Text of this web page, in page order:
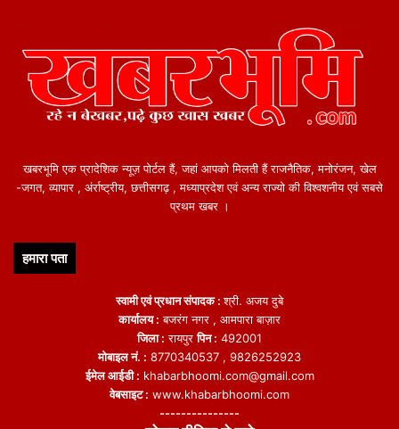
खबरभूमि एक प्रादेशिक न्यूज़ पोर्टल हैं, जहां आपको मिलती हैं राजनैतिक, मनोरंजन, खेल
-जगत, व्यापार , अंर्राष्ट्रीय, छत्तीसगढ़ , मध्याप्रदेश एवं अन्य राज्यो की विश्वशनीय एवं सबसे
प्रथम खबर ।
हमारा पता
स्वामी एवं प्रधान संपादक :श्री. अजय दुबे
कार्यालय : बजरंग नगर , आमपारा बाज़ार
जिला : रायपुरपिन : 492001
मोबाइल नं. : 8770340537 , 9826252923
ईमेल आईडी : khabarbhoomi.com@gmail.com
वेबसाइट : www.khabarbhoomi.com
---------------